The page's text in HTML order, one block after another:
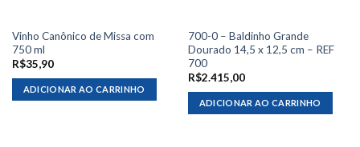
Vinho Canônico de Missa com
750 ml
R$35,90
ADICIONAR AO CARRINHO
700-0 – Baldinho Grande
Dourado 14,5 x 12,5 cm – REF
700
R$2.415,00
ADICIONAR AO CARRINHO